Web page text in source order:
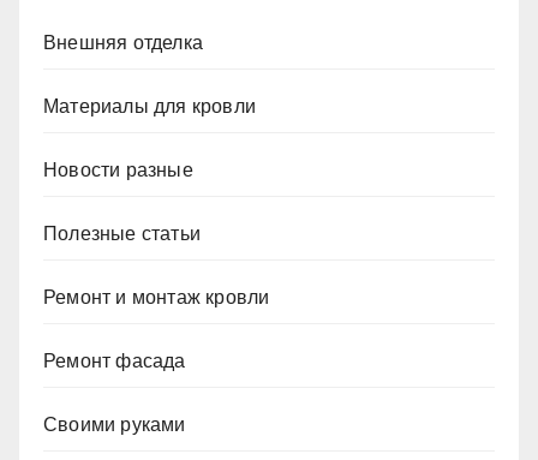
Внешняя отделка
Материалы для кровли
Новости разные
Полезные статьи
Ремонт и монтаж кровли
Ремонт фасада
Своими руками